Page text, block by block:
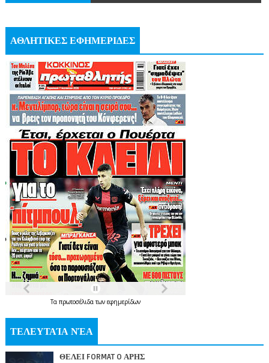
ΑΘΛΗΤΙΚΕΣ ΕΦΗΜΕΡΙΔΕΣ
Τα πρωτοσέλιδατων εφημερίδων
ΤΕΛΕΥΤΑΊΑ ΝΈΑ
ΘΕΛΕΙ FORMAT O ΑΡΗΣ